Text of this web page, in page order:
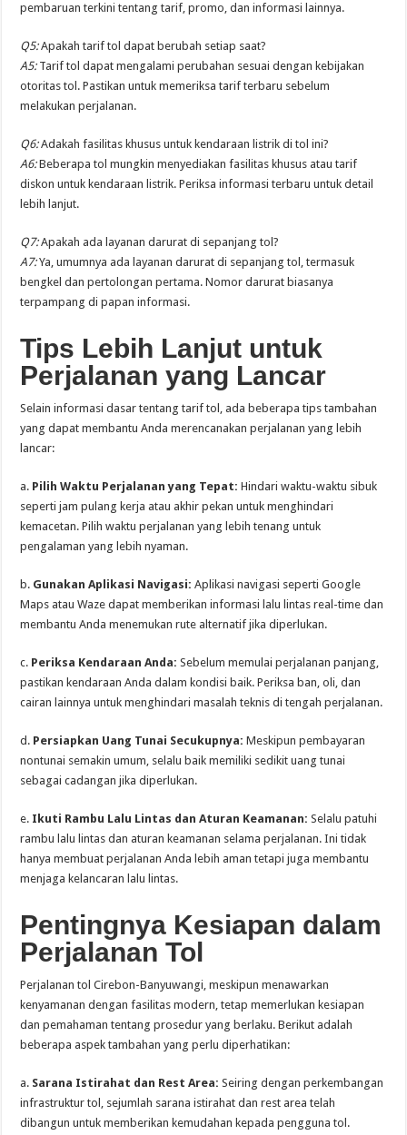
pembaruan terkini tentang tarif, promo, dan informasi lainnya.
Q5:Apakah tarif tol dapat berubah setiap saat?
A5:Tarif tol dapat mengalami perubahan sesuai dengan kebijakan
otoritas tol. Pastikan untuk memeriksa tarif terbaru sebelum
melakukan perjalanan.
Q6:Adakah fasilitas khusus untuk kendaraan listrik di tol ini?
A6:Beberapa tol mungkin menyediakan fasilitas khusus atau tarif
diskon untuk kendaraan listrik. Periksa informasi terbaru untuk detail
lebih lanjut.
Q7:Apakah ada layanan darurat di sepanjang tol?
A7:Ya, umumnya ada layanan darurat di sepanjang tol, termasuk
bengkel dan pertolongan pertama. Nomor darurat biasanya
terpampang di papan informasi.
Tips Lebih Lanjut untuk
Perjalanan yang Lancar
Selain informasi dasar tentang tarif tol, ada beberapa tips tambahan
yang dapat membantu Anda merencanakan perjalanan yang lebih
lancar:
a. Pilih Waktu Perjalanan yang Tepat: Hindari waktu-waktu sibuk
seperti jam pulang kerja atau akhir pekan untuk menghindari
kemacetan. Pilih waktu perjalanan yang lebih tenang untuk
pengalaman yang lebih nyaman.
b. Gunakan Aplikasi Navigasi: Aplikasi navigasi seperti Google
Maps atau Waze dapat memberikan informasi lalu lintas real-time dan
membantu Anda menemukan rute alternatif jika diperlukan.
c. Periksa Kendaraan Anda: Sebelum memulai perjalanan panjang,
pastikan kendaraan Anda dalam kondisi baik. Periksa ban, oli, dan
cairan lainnya untuk menghindari masalah teknis di tengah perjalanan.
d. Persiapkan Uang Tunai Secukupnya: Meskipun pembayaran
nontunai semakin umum, selalu baik memiliki sedikit uang tunai
sebagai cadangan jika diperlukan.
e. Ikuti Rambu Lalu Lintas dan Aturan Keamanan: Selalu patuhi
rambu lalu lintas dan aturan keamanan selama perjalanan. Ini tidak
hanya membuat perjalanan Anda lebih aman tetapi juga membantu
menjaga kelancaran lalu lintas.
Pentingnya Kesiapan dalam
Perjalanan Tol
Perjalanan tol Cirebon-Banyuwangi, meskipun menawarkan
kenyamanan dengan fasilitas modern, tetap memerlukan kesiapan
dan pemahaman tentang prosedur yang berlaku. Berikut adalah
beberapa aspek tambahan yang perlu diperhatikan:
a. Sarana Istirahat dan Rest Area: Seiring dengan perkembangan
infrastruktur tol, sejumlah sarana istirahat dan rest area telah
dibangun untuk memberikan kemudahan kepada pengguna tol.